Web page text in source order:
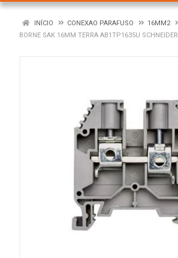
INÍCIO CONEXAO PARAFUSO
16MM2
BORNE SAK 16MM TERRA AB1TP1635U SCHNEIDER